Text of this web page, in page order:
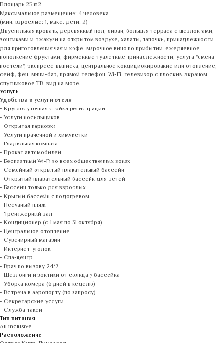
Площадь 25 m2
Максимальное размещение: 4 человека
(мин. взрослые: 1, макс. дети: 2)
Двуспальная кровать, деревянный пол, диван, большая терраса с шезлонгами,
зонтиками и джакузи на открытом воздухе, халаты, тапочки, принадлежности
для приготовления чая и кофе, марочное вино по прибытии, ежедневное
пополнение фруктами, фирменные туалетные принадлежности, услуга "смена
постели", экспресс-выписка, центральное кондиционирование или отопление,
сейф, фен, мини-бар, прямой телефон, Wi-Fi, телевизор с плоским экраном,
спутниковое ТВ, вид на море.
Услуги
Удобства и услуги отеля
- Круглосуточная стойка регистрации
- Услуги носильщиков
- Открытая парковка
- Услуги прачечной и химчистки
- Гладильная комната
- Прокат автомобилей
- Бесплатный Wi-Fi во всех общественных зонах
- Семейный открытый плавательный бассейн
- Открытый плавательный бассейн для детей
- Бассейн только для взрослых
- Крытый бассейн с подогревом
- Песчаный пляж
- Тренажерный зал
- Кондиционер (с 1 мая по 31 октября)
- Центральное отопление
- Сувенирный магазин
- Интернет-уголок
- Спа-центр
- Врач по вызову 24/7
- Шезлонги и зонтики от солнца у бассейна
- Уборка номера (6 дней в неделю)
- Встреча в аэропорту (по запросу)
- Секретарские услуги
- Служба такси
Тип питания
All inclusive
Расположение